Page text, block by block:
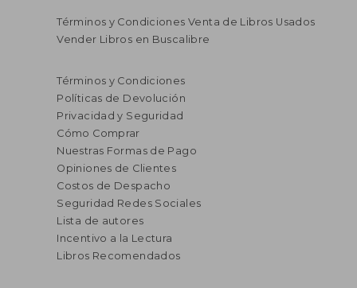
dcto. $ 81.505
Términos y Condiciones Venta de Libros Usados
Vender Libros en Buscalibre
Términos y Condiciones
Políticas de Devolución
Privacidad y Seguridad
Cómo Comprar
Nuestras Formas de Pago
Opiniones de Clientes
Costos de Despacho
Seguridad Redes Sociales
Lista de autores
Incentivo a la Lectura
Libros Recomendados